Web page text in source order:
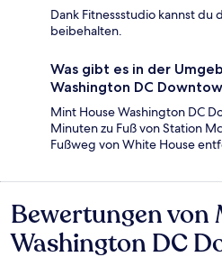
Dank Fitnessstudio kannst du
beibehalten.
Was gibt es in der
Washington DC
Mint House Washington DC
Minuten zu Fuß von Station
Fußweg von White House
Bewertungen
Bewertungen von
Washington DC